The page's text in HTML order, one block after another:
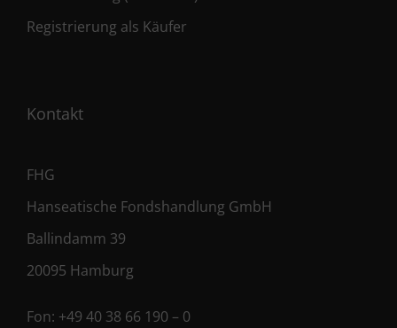
Registrierung als Käufer
Kontakt
FHG
Hanseatische Fondshandlung GmbH
Ballindamm 39
20095 Hamburg
Fon: +49 40 38 66 190 – 0